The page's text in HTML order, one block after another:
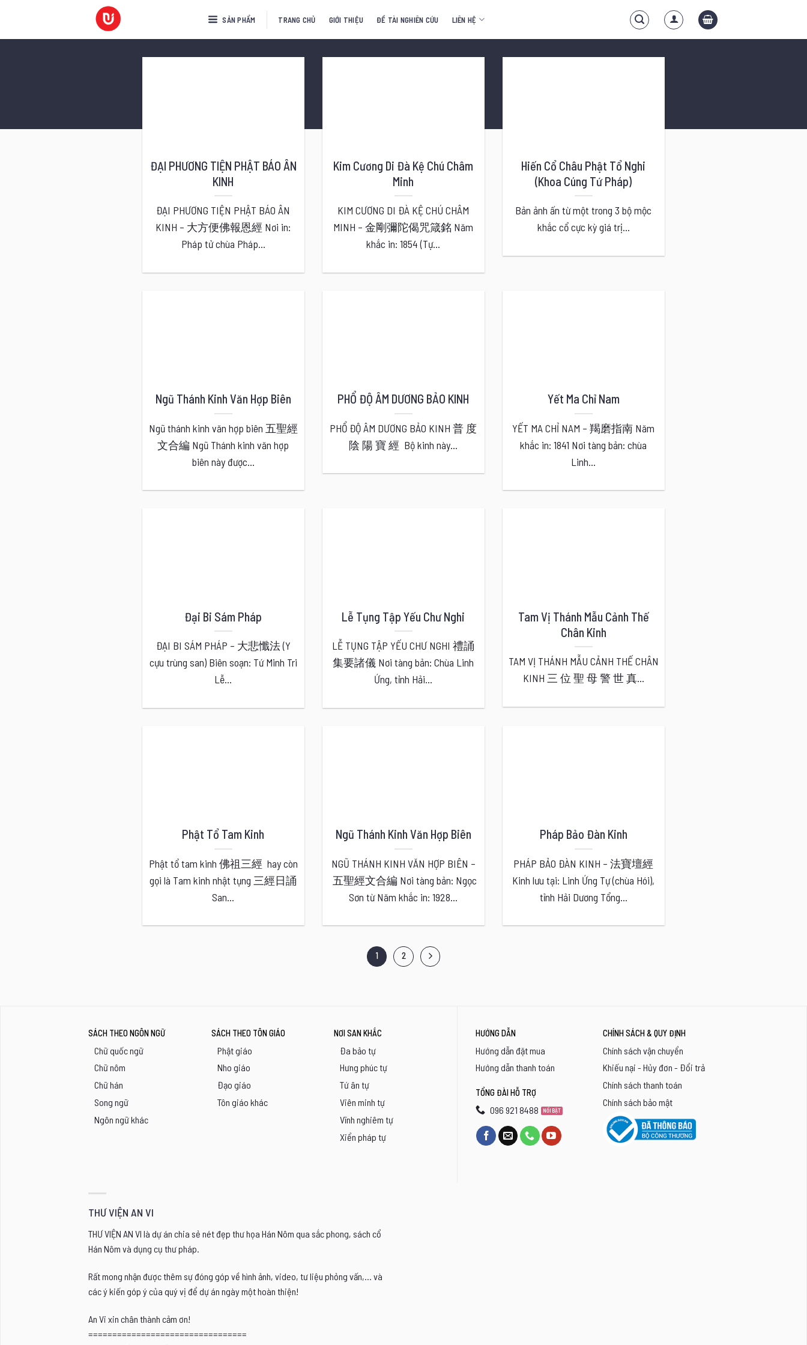
nội
SẢN PHẨM TRANG CHỦ GIỚI THIỆU ĐỀ TÀI NGHIÊN CỨU LIÊN HỆ
ĐẠI PHƯƠNG TIỆN PHẬT BÁO ÂN
KINH
ĐẠI PHƯƠNG TIỆN PHẬT BÁO ÂN
KINH – 大方便佛報恩經 Nơi in:
Pháp tử chùa Pháp...
Kim Cương Di Đà Kệ Chú Châm
Minh
KIM CƯƠNG DI ĐÀ KỆ CHÚ CHÂM
MINH – 金剛彌陀偈咒箴銘 Năm
khắc in: 1854 (Tự...
Hiến Cổ Châu Phật Tổ Nghi
(Khoa Cúng Tứ Pháp)
Bản ảnh ấn từ một trong 3 bộ mộc
khắc cổ cực kỳ giá trị...
Ngũ Thánh Kinh Văn Hợp Biên
Ngũ thánh kinh văn hợp biên 五聖經
文合編 Ngũ Thánh kinh văn hợp
biên này được...
PHỔ ĐỘ ÂM DƯƠNG BẢO KINH
PHỔ ĐỘ ÂM DƯƠNG BẢO KINH 普 度
陰 陽 寶 經 Bộ kinh này...
Yết Ma Chỉ Nam
YẾT MA CHỈ NAM – 羯磨指南 Năm
khắc in: 1841 Nơi tàng bản: chùa
Linh...
Đại Bi Sám Pháp
ĐẠI BI SÁM PHÁP – 大悲懺法 (Y
cựu trùng san) Biên soạn: Tứ Minh Tri
Lễ...
Lễ Tụng Tập Yếu Chư Nghi
LỄ TỤNG TẬP YẾU CHƯ NGHI 禮誦
集要諸儀 Nơi tàng bản: Chùa Linh
Ứng, tỉnh Hải...
Tam Vị Thánh Mẫu Cảnh Thế
Chân Kinh
TAM VỊ THÁNH MẪU CẢNH THẾ CHÂN
KINH 三 位 聖 母 警 世 真...
Phật Tổ Tam Kinh
Phật tổ tam kinh 佛祖三經 hay còn
gọi là Tam kinh nhật tụng 三經日誦
San...
Ngũ Thánh Kinh Văn Hợp Biên
NGŨ THÁNH KINH VĂN HỢP BIÊN –
五聖經文合編 Nơi tàng bản: Ngọc
Sơn từ Năm khắc in: 1928...
Pháp Bảo Đàn Kinh
PHÁP BẢO ĐÀN KINH – 法寶壇經
Kinh lưu tại: Linh Ứng Tự (chùa Hói),
tỉnh Hải Dương Tổng...
1 2
SÁCH THEO NGÔN NGỮ
Chữ quốc ngữ
Chữ nôm
Chữ hán
Song ngữ
Ngôn ngữ khác
SÁCH THEO TÔN GIÁO
Phật giáo
Nho giáo
Đạo giáo
Tôn giáo khác
NƠI SAN KHẮC
Đa bảo tự
Hưng phúc tự
Tứ ân tự
Viên minh tự
Vĩnh nghiêm tự
Xiển pháp tự
HƯỚNG DẪN
Hướng dẫn đặt mua
Hướng dẫn thanh toán
TỔNG ĐÀI HỖ TRỢ
096 921 8488
CHÍNH SÁCH & QUY ĐỊNH
Chính sách vận chuyển
Khiếu nại - Hủy đơn - Đổi trả
Chính sách thanh toán
Chính sách bảo mật
THƯ VIỆN AN VI
THƯ VIỆN AN VI là dự án chia sẻ nét đẹp thư họa Hán Nôm qua sắc phong, sách cổ
Hán Nôm và dụng cụ thư pháp.
Rất mong nhận được thêm sự đóng góp về hình ảnh, video, tư liệu phỏng vấn,... và
các ý kiến góp ý của quý vị để dự án ngày một hoàn thiện!
An Vi xin chân thành cảm ơn!
=================================